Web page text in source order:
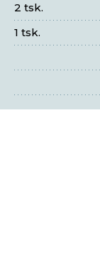
2 tsk.
1 tsk.